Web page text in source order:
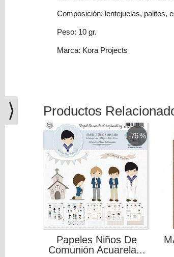
compra
está
vacío
Redes
Sociales
Instagram
Composición: lentejuelas, palitos,
Peso: 10 gr.
Marca: Kora Projects
Productos
-76 %
Papeles Niños De
Comunión Acuarela...
⟩